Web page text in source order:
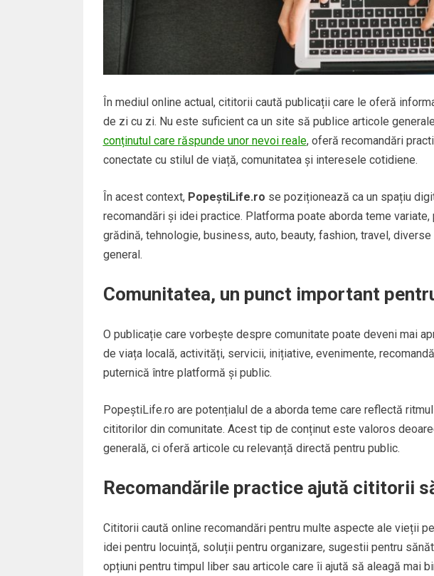
În mediul online actual, cititorii caută publicații care le oferă
de zi cu zi. Nu este suficient ca un site să publice articole
conținutul care răspunde unor nevoi reale, oferă recomandări
conectate cu stilul de viață, comunitatea și interesele cotidiene.
În acest context, PopeștiLife.ro se poziționează ca un spațiu
recomandări și idei practice. Platforma poate aborda teme
grădină, tehnologie, business, auto, beauty, fashion, travel,
general.
Comunitatea, un punct important
O publicație care vorbește despre comunitate poate deveni mai
de viața locală, activități, servicii, inițiative, evenimente,
puternică între platformă și public.
PopeștiLife.ro are potențialul de a aborda teme care reflectă
cititorilor din comunitate. Acest tip de conținut este valoros
generală, ci oferă articole cu relevanță directă pentru public.
Recomandările practice ajută cititorii
Cititorii caută online recomandări pentru multe aspecte ale vieții
idei pentru locuință, soluții pentru organizare, sugestii pentru
opțiuni pentru timpul liber sau articole care îi ajută să aleagă mai